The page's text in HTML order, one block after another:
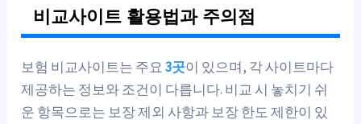
비교사이트 활용법과 주의점
보험 비교사이트는 주요3곳이 있으며, 각 사이트마다
제공하는 정보와 조건이 다릅니다. 비교 시 놓치기 쉬
운 항목으로는 보장 제외 사항과 보장 한도 제한이 있